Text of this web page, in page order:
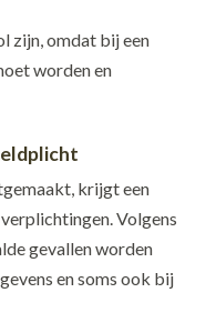
zijn, omdat bij een
worden en
krijgt een
Volgens
gevallen worden
en soms ook bij